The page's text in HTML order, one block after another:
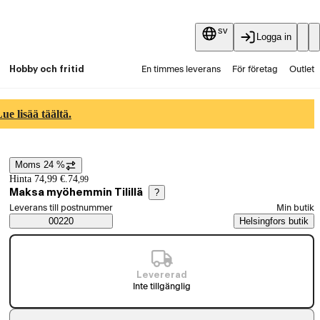
sv
Logga in
Hobby och fritid En timmes leverans För företag Outlet
lisää täältä.
Prisinformation
Moms 24 %
Hinta 74,99 €. 74,99
Maksa myöhemmin Tilillä ?
Saatavuustiedot
Välj beställningssätt
Leverans till postnummer
00220
Min butik
Helsingfors butik
Levererad
Inte tillgänglig